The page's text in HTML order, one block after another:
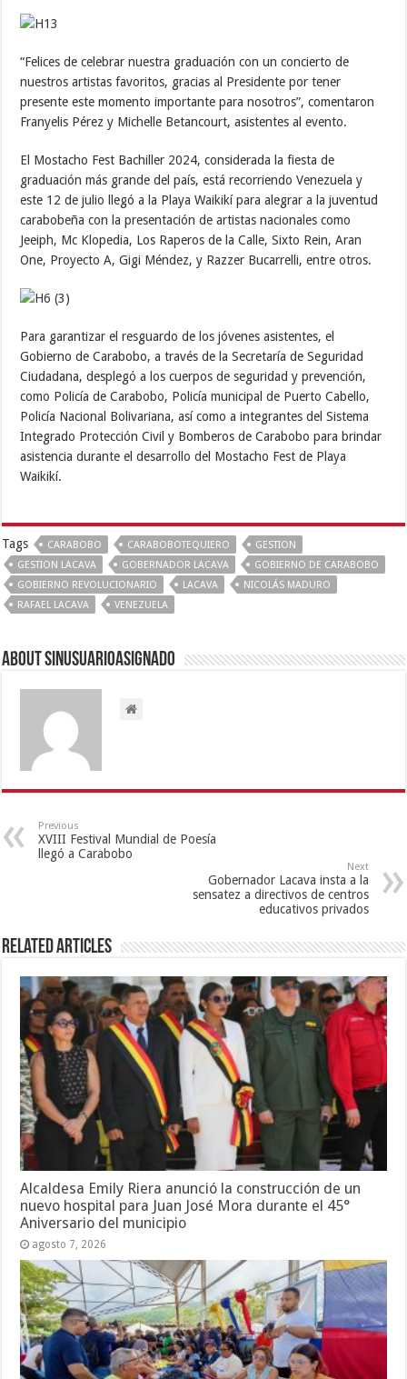
“Felices de celebrar nuestra graduación con un concierto de
nuestros artistas favoritos, gracias al Presidente por tener
presente este momento importante para nosotros”, comentaron
Franyelis Pérez y Michelle Betancourt, asistentes al evento.
El Mostacho Fest Bachiller 2024, considerada la fiesta de
graduación más grande del país, está recorriendo Venezuela y
este 12 de julio llegó a la Playa Waikikí para alegrar a la juventud
carabobeña con la presentación de artistas nacionales como
Jeeiph, Mc Klopedia, Los Raperos de la Calle, Sixto Rein, Aran
One, Proyecto A, Gigi Méndez, y Razzer Bucarrelli, entre otros.
Para garantizar el resguardo de los jóvenes asistentes, el
Gobierno de Carabobo, a través de la Secretaría de Seguridad
Ciudadana, desplegó a los cuerpos de seguridad y prevención,
como Policía de Carabobo, Policía municipal de Puerto Cabello,
Policía Nacional Bolivariana, así como a integrantes del Sistema
Integrado Protección Civil y Bomberos de Carabobo para brindar
asistencia durante el desarrollo del Mostacho Fest de Playa
Waikikí.
Tags CARABOBO CARABOBOTEQUIERO
GESTION
GESTION LACAVA
GOBERNADOR LACAVA
GOBIERNO DE CARABOBO
GOBIERNO REVOLUCIONARIO
LACAVA
NICOLÁS MADURO
RAFAEL LACAVA
VENEZUELA
About sinusuarioasignado
Previous
XVIII Festival Mundial de Poesía
llegó a Carabobo
Next
Gobernador Lacava insta a la
sensatez a directivos de centros
educativos privados
Related Articles
Alcaldesa Emily Riera anunció la construcción de un
nuevo hospital para Juan José Mora durante el 45°
Aniversario del municipio
agosto 7, 2026